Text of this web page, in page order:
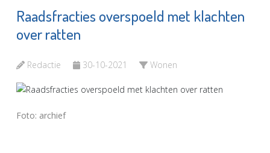
Raadsfracties overspoeld met klachten
over ratten
Redactie 30-10-2021 Wonen
Foto: archief